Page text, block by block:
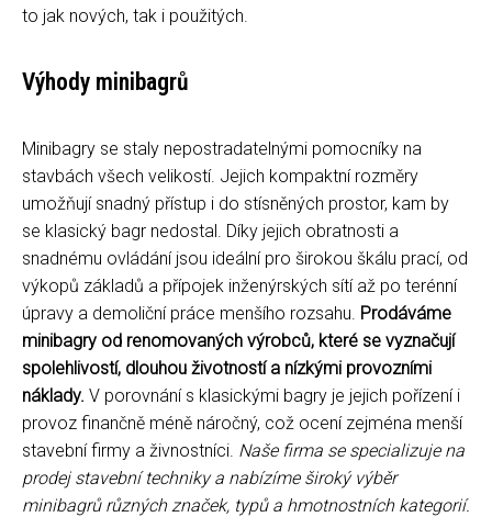
to jak nových, tak i použitých.
Výhody minibagrů
Minibagry se staly nepostradatelnými pomocníky na
stavbách všech velikostí. Jejich kompaktní rozměry
umožňují snadný přístup i do stísněných prostor, kam by
se klasický bagr nedostal. Díky jejich obratnosti a
snadnému ovládání jsou ideální pro širokou škálu prací, od
výkopů základů a přípojek inženýrských sítí až po terénní
úpravy a demoliční práce menšího rozsahu. Prodáváme
minibagry od renomovaných výrobců, které se vyznačují
spolehlivostí, dlouhou životností a nízkými provozními
náklady. V porovnání s klasickými bagry je jejich pořízení i
provoz finančně méně náročný, což ocení zejména menší
stavební firmy a živnostníci. Naše firma se specializuje na
prodej stavební techniky a nabízíme široký výběr
minibagrů různých značek, typů a hmotnostních kategorií.